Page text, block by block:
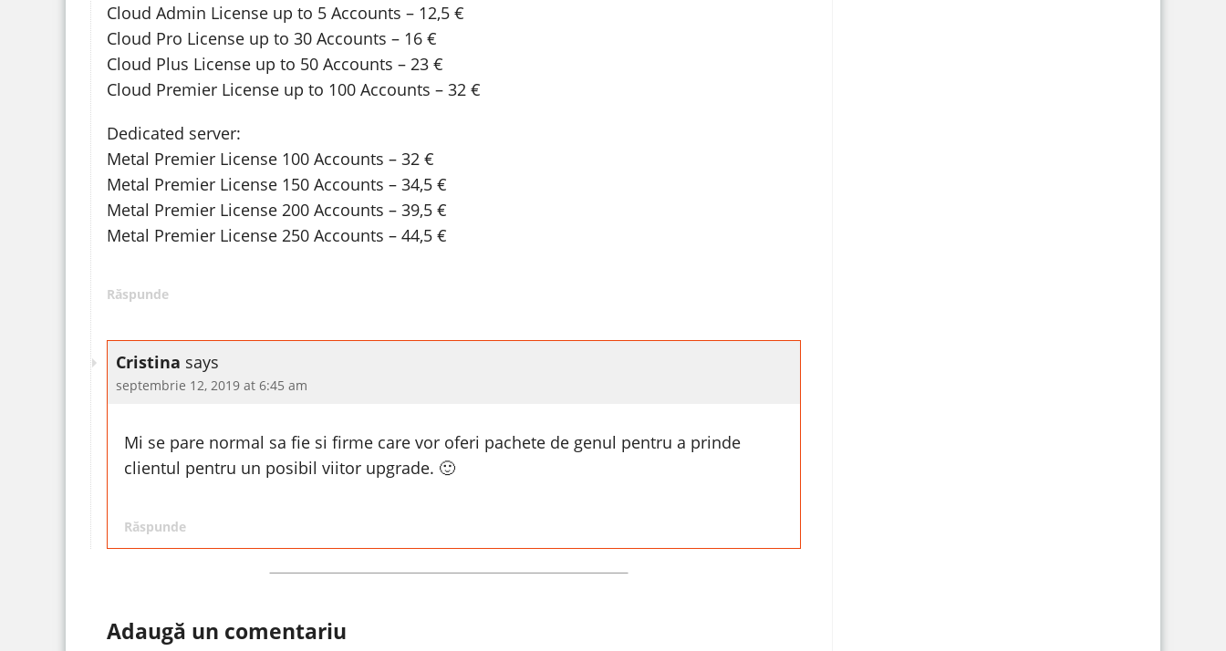
Cloud Admin License up to 5 Accounts – 12,5 €
Cloud Pro License up to 30 Accounts – 16 €
Cloud Plus License up to 50 Accounts – 23 €
Cloud Premier License up to 100 Accounts – 32 €
Dedicated server:
Metal Premier License 100 Accounts – 32 €
Metal Premier License 150 Accounts – 34,5 €
Metal Premier License 200 Accounts – 39,5 €
Metal Premier License 250 Accounts – 44,5 €
Răspunde
Cristina says
septembrie 12, 2019 at 6:45 am
Mi se pare normal sa fie si firme care vor oferi pachete de genul pentru a prinde
clientul pentru un posibil viitor upgrade. 🙂
Răspunde
Adaugă un comentariu